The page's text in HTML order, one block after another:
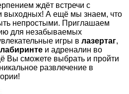
ждёт встречи с
выходных! А ещё мы знаем, что
непростыми. Приглашаем
для незабываемых
игры в лазертаг,
и адреналин во
Вы сможете выбрать и пройти
развлечение в